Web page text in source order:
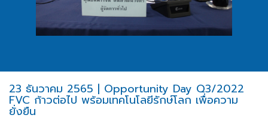
23 ธันวาคม 2565 | Opportunity Day Q3/2022
FVC ก้าวต่อไป พร้อมเทคโนโลยีรักษ์โลก เพื่อความ
ยั่งยืน